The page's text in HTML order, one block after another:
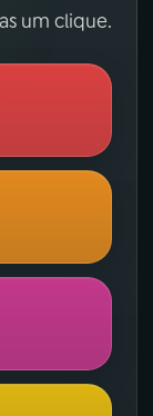
um clique.